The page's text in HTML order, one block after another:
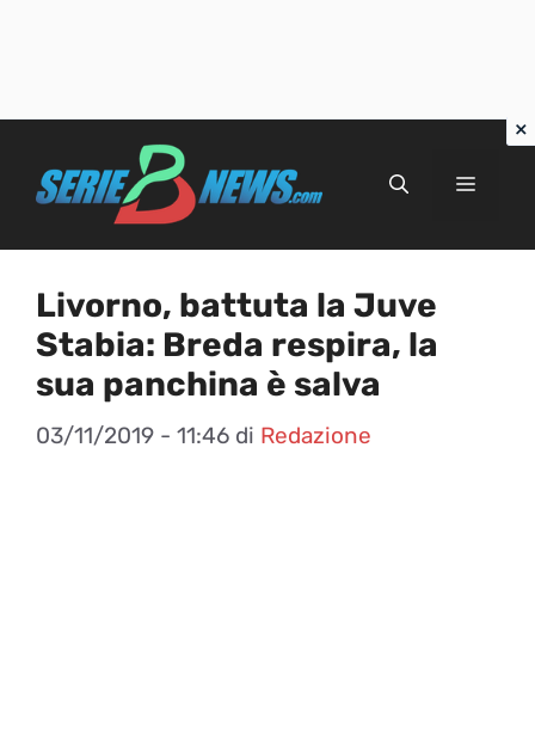
Menu
Livorno, battuta la Juve
Stabia: Breda respira, la
sua panchina è salva
03/11/2019 - 11:46 di Redazione